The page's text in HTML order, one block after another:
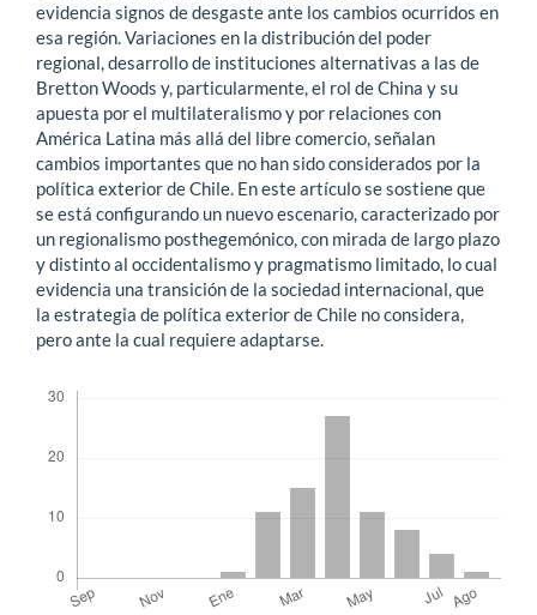
evidencia signos de desgaste ante los cambios ocurridos en
esa región. Variaciones en la distribución del poder
regional, desarrollo de instituciones alternativas a las de
Bretton Woods y, particularmente, el rol de China y su
apuesta por el multilateralismo y por relaciones con
América Latina más allá del libre comercio, señalan
cambios importantes que no han sido considerados por la
política exterior de Chile. En este artículo se sostiene que
se está configurando un nuevo escenario, caracterizado por
un regionalismo posthegemónico, con mirada de largo plazo
y distinto al occidentalismo y pragmatismo limitado, lo cual
evidencia una transición de la sociedad internacional, que
la estrategia de política exterior de Chile no considera,
pero ante la cual requiere adaptarse.